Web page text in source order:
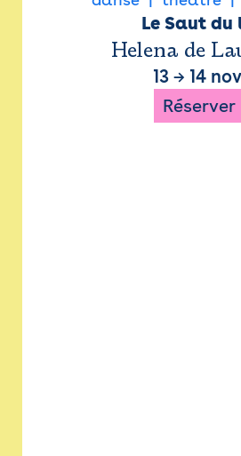
Le Saut
Helena de
13 → 14
Réserver